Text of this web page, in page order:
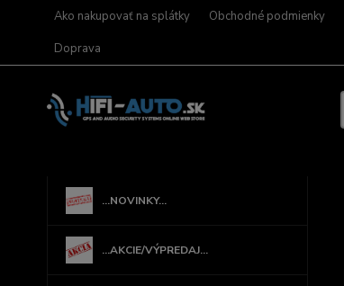
Ako nakupovať na splátky Obchodné podmienky
Doprava
...NOVINKY...
...AKCIE/VÝPREDAJ...